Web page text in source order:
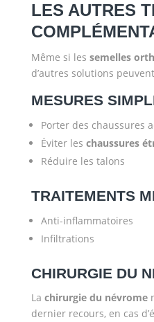
LES AUTRES
Même si les semelles
d’autres solutions
MESURES
Porter des chaussures
Éviter les chaussures
Réduire les talons
TRAITEMENTS
Anti-inflammatoires
Infiltrations
CHIRURGIE DU
La chirurgie du névrome
dernier recours, en cas